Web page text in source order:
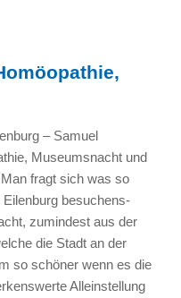
– Samuel
Museumsnacht und
fragt sich was so
besuchens-
zumindest aus der
die Stadt an der
so schöner wenn es die
Alleinstellung